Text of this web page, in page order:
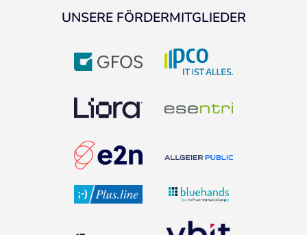
UNSERE FÖRDERMITGLIEDER